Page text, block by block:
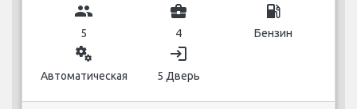
group
5
business_center
4
local_gas_station
Бензин
miscellaneous_services
Автоматическая
login
5 Дверь